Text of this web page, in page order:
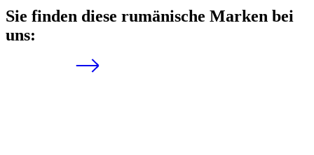
Sie finden diese rumänische Marken bei
uns: